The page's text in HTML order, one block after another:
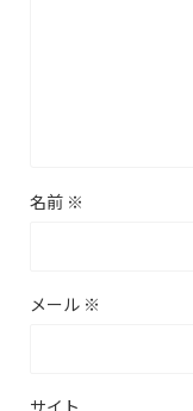
名前 ※
メール ※